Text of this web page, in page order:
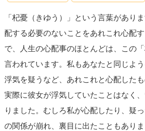
「杞憂（きゆう）」という言葉があり
配する必要のないことをあれこれ心配
で、人生の心配事のほとんどは、この
言われています。私もあなたと同じよ
浮気を疑うなど、あれこれと心配したも
実際に彼女が浮気していたことはなく
りました。むしろ私が心配したり、疑
の関係が崩れ、裏目に出たこともありま